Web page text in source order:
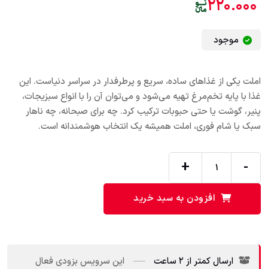
۲۲۰.۰۰۰
موجود
املت یکی از غذاهای ساده، سریع و پرطرفدار در سراسر دنیاست. این
غذا با پایه تخم‌مرغ تهیه می‌شود و می‌توان آن را با انواع سبزیجات،
پنیر، گوشت یا حتی حبوبات ترکیب کرد. چه برای صبحانه، چه ناهار
سبک یا شام فوری، املت همیشه یک انتخاب هوشمندانه است.
-
+
افزودن به سبد خرید
ارسال کمتر از ۲ ساعت
این سرویس بزودی فعال